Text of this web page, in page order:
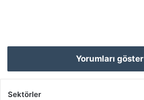
Yorumları göster
Sektörler